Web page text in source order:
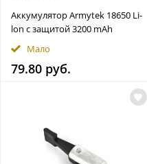
Аккумулятор Armytek 18650 Li-
lon с защитой 3200 mAh
Мало
79.80 руб.